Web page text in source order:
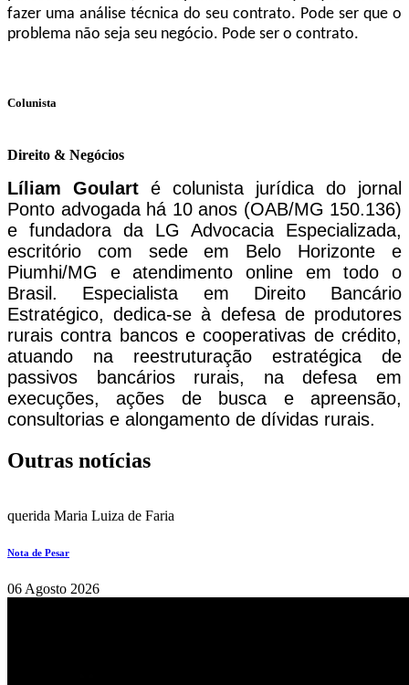
fazer uma análise técnica do seu contrato. Pode ser que o
problema não seja seu negócio. Pode ser o contrato.
Colunista
Direito & Negócios
Líliam Goulart é colunista jurídica do jornal
Ponto advogada há 10 anos (OAB/MG 150.136)
e fundadora da LG Advocacia Especializada,
escritório com sede em Belo Horizonte e
Piumhi/MG e atendimento online em todo o
Brasil. Especialista em Direito Bancário
Estratégico, dedica-se à defesa de produtores
rurais contra bancos e cooperativas de crédito,
atuando na reestruturação estratégica de
passivos bancários rurais, na defesa em
execuções, ações de busca e apreensão,
consultorias e alongamento de dívidas rurais.
Outras notícias
querida Maria Luiza de Faria
Nota de Pesar
06 Agosto 2026